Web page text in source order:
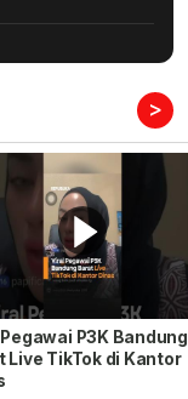
>
P3K Bandung
Live TikTok di Kantor